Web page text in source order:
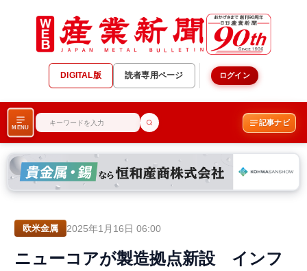
DIGITAL版 読者専用ページ ログイン
MENU
記事ナビ
欧米金属 2025年1月16日 06:00
ニューコアが製造拠点新設 インフ